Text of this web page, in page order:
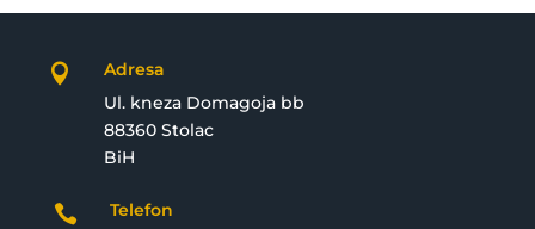

Adresa
Ul. kneza Domagoja bb
88360 Stolac
BiH

Telefon